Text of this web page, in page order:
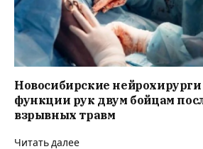
Новосибирские
функции рук двум бойцам
взрывных травм
Читать далее